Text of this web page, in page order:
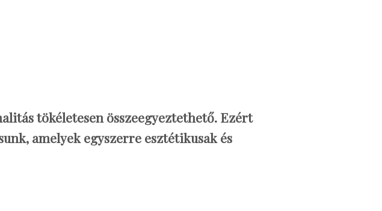
tökéletesen összeegyeztethető. Ezért
amelyek egyszerre esztétikusak és